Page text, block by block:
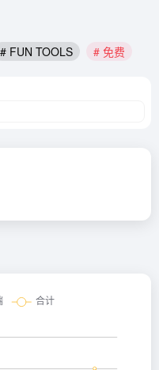
# FUN TOOLS # 免费